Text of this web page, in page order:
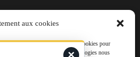
aux cookies
des technologies telles que les cookies pour
Le fait de consentir à ces technologies nous